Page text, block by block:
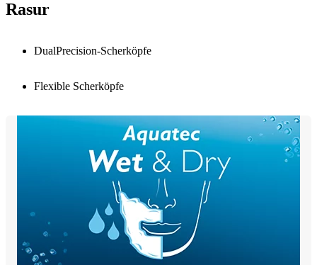
Rasur
DualPrecision-Scherköpfe
Flexible Scherköpfe